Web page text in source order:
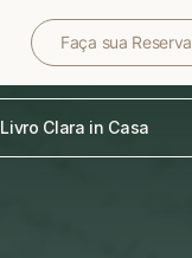
Faça sua Reserva
Livro Clara in Casa